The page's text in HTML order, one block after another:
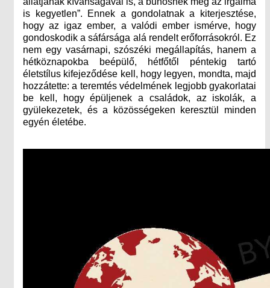
is kegyetlen”. Ennek a gondolatnak a kiterjesztése,
hogy az igaz ember, a valódi ember ismérve, hogy
gondoskodik a sáfársága alá rendelt erőforrásokról. Ez
nem egy vasárnapi, szószéki megállapítás, hanem a
hétköznapokba beépülő, hétfőtől péntekig tartó
életstílus kifejeződése kell, hogy legyen, mondta, majd
hozzátette: a teremtés védelmének legjobb gyakorlatai
be kell, hogy épüljenek a családok, az iskolák, a
gyülekezetek, és a közösségeken keresztül minden
egyén életébe.